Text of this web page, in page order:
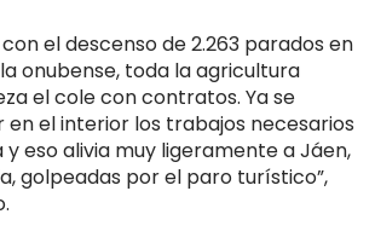
el descenso de 2.263 parados en
onubense, toda la agricultura
el cole con contratos. Ya se
el interior los trabajos necesarios
eso alivia muy ligeramente a Jáen,
golpeadas por el paro turístico”,